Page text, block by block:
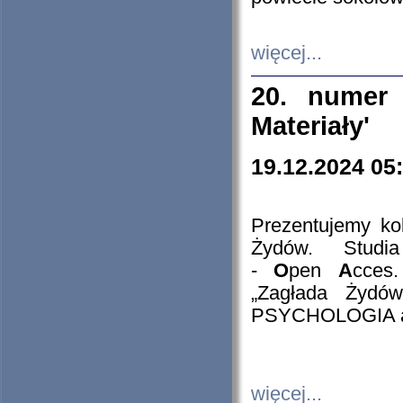
więcej...
20. numer
Materiały'
19.12.2024
Prezentujemy
Żydów.
- Open A
„Zagłada
PSYCHOLOGIA
więcej...